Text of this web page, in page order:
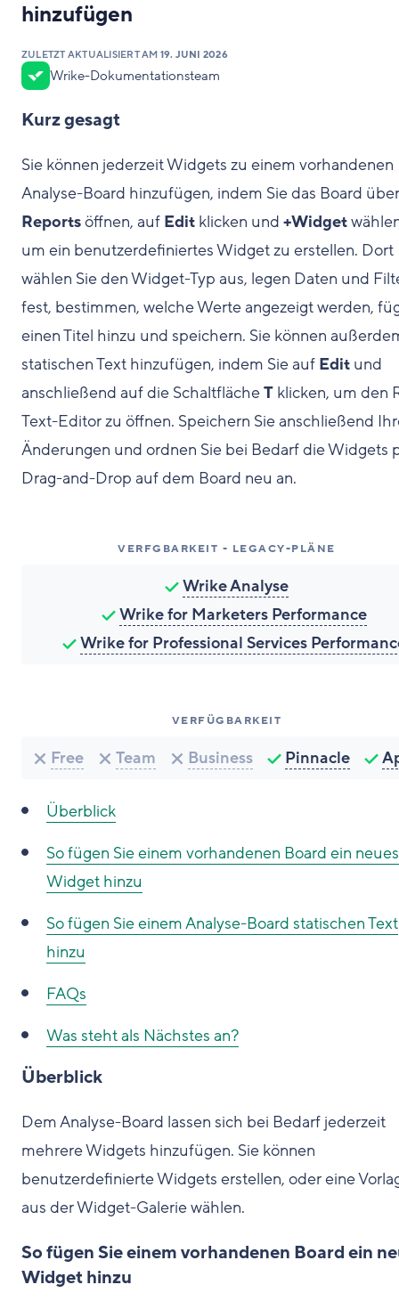
hinzufügen
ZULETZT AKTUALISIERT AM 19. JUNI 2026
Wrike-Dokumentationsteam
Kurz gesagt
Sie können jederzeit Widgets zu einem vorhandenen
Analyse-Board hinzufügen, indem Sie das Board über
Reportsöffnen, auf Edit klicken und +Widget
um ein benutzerdefiniertes Widget zu erstellen. Dort
wählen Sie den Widget-Typ aus, legen Daten und
fest, bestimmen, welche Werte angezeigt werden,
einen Titel hinzu und speichern. Sie können
statischen Text hinzufügen, indem Sie auf Edit und
anschließend auf die SchaltflächeT klicken, um den
Text-Editor zu öffnen. Speichern Sie anschließend
Änderungen und ordnen Sie bei Bedarf die Widgets
Drag-and-Drop auf dem Board neu an.
VERFGBARKEIT - LEGACY-PLÄNE
Wrike Analyse
Wrike for Marketers Performance
Wrike for Professional Services
VERFÜGBARKEIT
Free Team Business Pinnacle
Überblick
So fügen Sie einem vorhandenen Board ein neues
Widget hinzu
So fügen Sie einem Analyse-Board statischen Text
hinzu
FAQs
Was steht als Nächstes an?
Überblick
Dem Analyse-Board lassen sich bei Bedarf jederzeit
mehrere Widgets hinzufügen. Sie können
benutzerdefinierte Widgets erstellen, oder eine
aus der Widget-Galerie wählen.
So fügen Sie einem vorhandenen Board ein
Widget hinzu